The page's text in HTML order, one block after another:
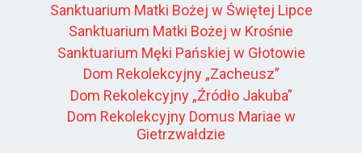
Sanktuarium Matki Bożej w Świętej Lipce
Sanktuarium Matki Bożej w Krośnie
Sanktuarium Męki Pańskiej w Głotowie
Dom Rekolekcyjny „Zacheusz”
Dom Rekolekcyjny „Źródło Jakuba”
Dom Rekolekcyjny Domus Mariae w
Gietrzwałdzie